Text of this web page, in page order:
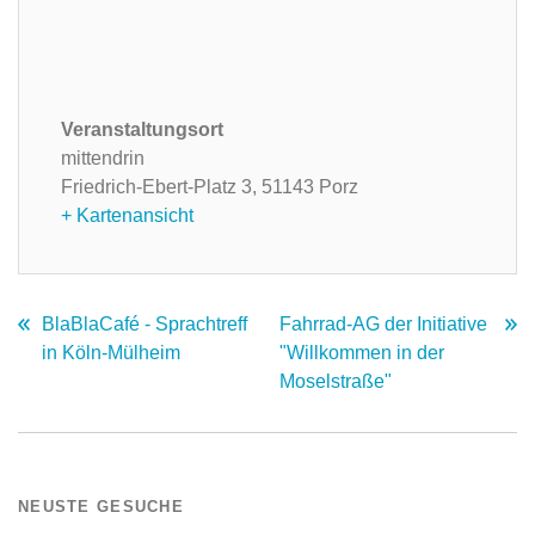
Veranstaltungsort
mittendrin
Friedrich-Ebert-Platz 3, 51143 Porz
+ Kartenansicht
BlaBlaCafé - Sprachtreff
in Köln-Mülheim
Fahrrad-AG der Initiative
"Willkommen in der
Moselstraße"
NEUSTE GESUCHE